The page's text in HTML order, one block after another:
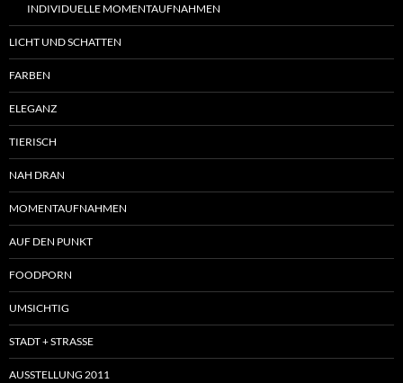
INDIVIDUELLE MOMENTAUFNAHMEN
LICHT UND SCHATTEN
FARBEN
ELEGANZ
TIERISCH
NAH DRAN
MOMENTAUFNAHMEN
AUF DEN PUNKT
FOODPORN
UMSICHTIG
STADT + STRASSE
AUSSTELLUNG 2011